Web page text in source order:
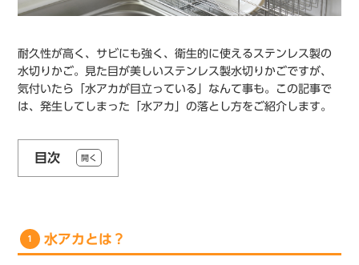
耐久性が高く、サビにも強く、衛生的に使えるステンレス製の
水切りかご。見た目が美しいステンレス製水切りかごですが、
気付いたら「水アカが目立っている」なんて事も。この記事で
は、発生してしまった「水アカ」の落とし方をご紹介します。
目次 開く
1 水アカとは？